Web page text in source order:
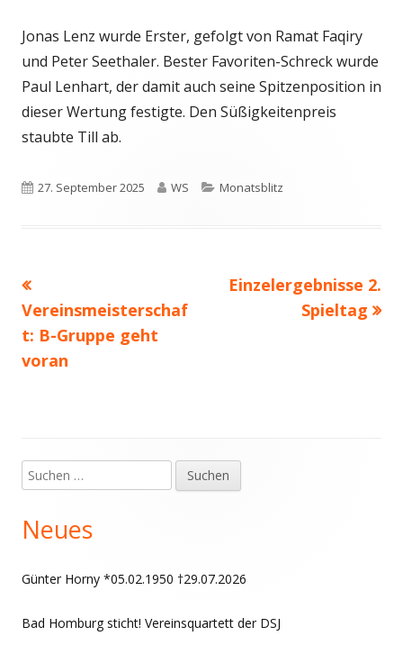
Jonas Lenz wurde Erster, gefolgt von Ramat Faqiry
und Peter Seethaler. Bester Favoriten-Schreck wurde
Paul Lenhart, der damit auch seine Spitzenposition in
dieser Wertung festigte. Den Süßigkeitenpreis
staubte Till ab.
Veröffentlicht
27. September 2025 Autor
WS Kategorien
Monatsblitz
Beitragsnavigation
Beitrag:
Vereinsmeisterschaf
t: B-Gruppe geht
voran
Nächster
Einzelergebnisse 2.
Spieltag
Haupt-
Seitenleiste
Suchen
nach:
Neues
Günter Horny *05.02.1950 †29.07.2026
Bad Homburg sticht! Vereinsquartett der DSJ